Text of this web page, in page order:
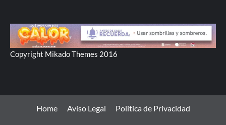
Copyright Mikado Themes 2016
Home Aviso Legal Politica de Privacidad